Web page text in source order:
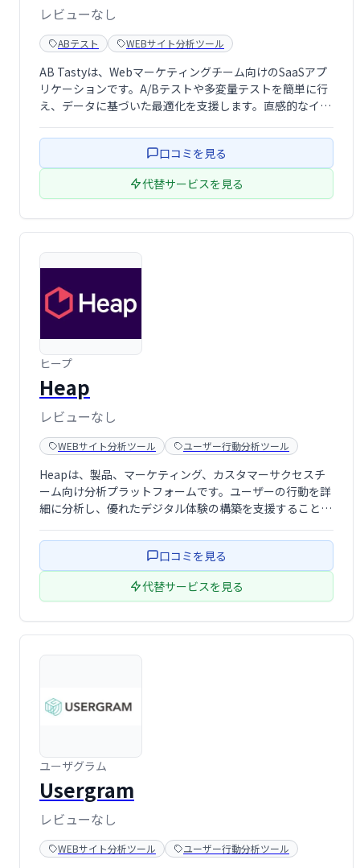
レビューなし
ABテスト WEBサイト分析ツール
AB Tastyは、Webマーケティングチーム向けのSaaSアプ
リケーションです。A/Bテストや多変量テストを簡単に行
え、データに基づいた最適化を支援します。直感的なイン
実行し、ウェブサイトのパフォーマンス向上を実現できま
口コミを見る
代替サービスを見る
ヒープ
Heap
レビューなし
WEBサイト分析ツール ユーザー行動分析ツール
Heapは、製品、マーケティング、カスタマーサクセスチ
ーム向け分析プラットフォームです。ユーザーの行動を詳
細に分析し、優れたデジタル体験の構築を支援すること
ーフェースで、複雑なデータ分析を容易に行えます。
口コミを見る
代替サービスを見る
ユーザグラム
Usergram
レビューなし
WEBサイト分析ツール ユーザー行動分析ツール